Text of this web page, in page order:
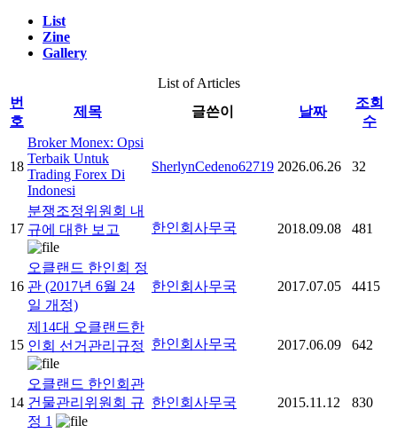
List
Zine
Gallery
List of Articles
번
호
제목 글쓴이 날짜
조회
수
18
Broker Monex: Opsi
Terbaik Untuk
Trading Forex Di
Indonesi
SherlynCedeno62719 2026.06.26 32
17
분쟁조정위원회 내
규에 대한 보고
한인회사무국 2018.09.08 481
16
오클랜드 한인회 정
관 (2017년 6월 24
일 개정)
한인회사무국 2017.07.05 4415
15
제14대 오클랜드한
인회 선거관리규정
한인회사무국 2017.06.09 642
14
오클랜드 한인회관
건물관리위원회 규
정 1
한인회사무국 2015.11.12 830